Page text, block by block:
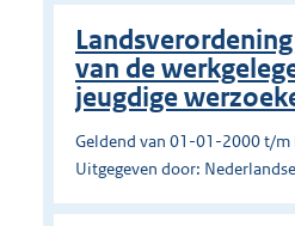
van de
jeugdige
Geldend van 01-01-2000 t/m
Uitgegeven door: